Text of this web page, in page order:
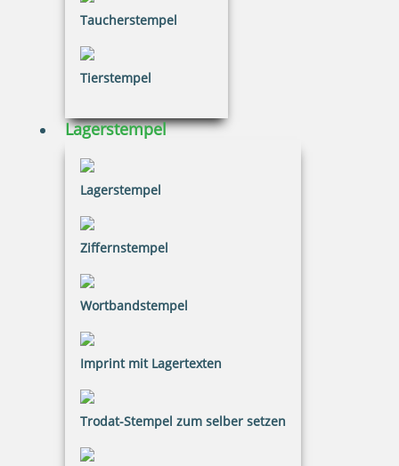
Taucherstempel
Tierstempel
Lagerstempel
Lagerstempel
Ziffernstempel
Wortbandstempel
Imprint mit Lagertexten
Trodat-Stempel zum selber setzen
20,26 €
inkl. 20.00 % Mwst.